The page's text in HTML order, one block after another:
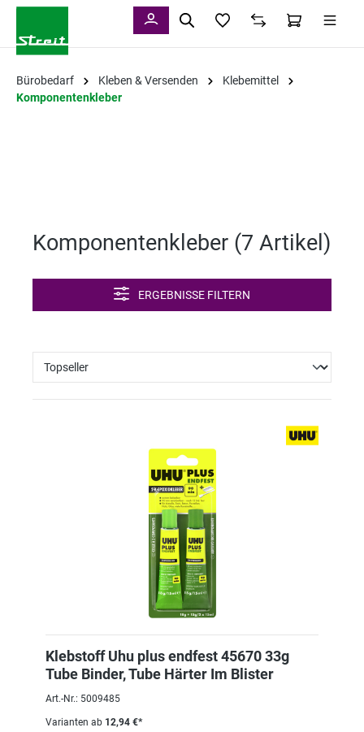
Bürobedarf Kleben & Versenden
Klebemittel
Komponentenkleber
Komponentenkleber (7 Artikel )
ERGEBNISSE FILTERN
Klebstoff Uhu plus endfest 45670 33g
Tube Binder, Tube Härter Im Blister
Art.-Nr.: 5009485
Varianten ab 12,94 €*